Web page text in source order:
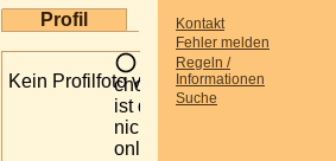
Kontakt
Fehler melden
Regeln /
Informationen
Suche
Profil
Kein Profilfoto verfügbar
chocolateroch
ist derzeit
nicht
online.